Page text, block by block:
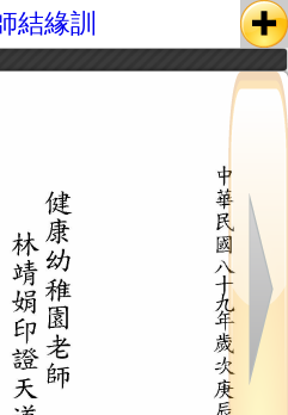
結緣訓